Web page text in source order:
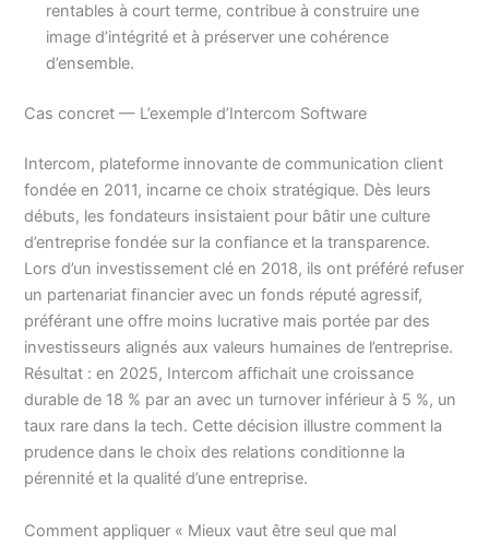
rentables à court terme, contribue à construire une
image d’intégrité et à préserver une cohérence
d’ensemble.
Cas concret — L’exemple d’Intercom Software
Intercom, plateforme innovante de communication client
fondée en 2011, incarne ce choix stratégique. Dès leurs
débuts, les fondateurs insistaient pour bâtir une culture
d’entreprise fondée sur la confiance et la transparence.
Lors d’un investissement clé en 2018, ils ont préféré refuser
un partenariat financier avec un fonds réputé agressif,
préférant une offre moins lucrative mais portée par des
investisseurs alignés aux valeurs humaines de l’entreprise.
Résultat : en 2025, Intercom affichait une croissance
durable de 18 % par an avec un turnover inférieur à 5 %, un
taux rare dans la tech. Cette décision illustre comment la
prudence dans le choix des relations conditionne la
pérennité et la qualité d’une entreprise.
Comment appliquer « Mieux vaut être seul que mal